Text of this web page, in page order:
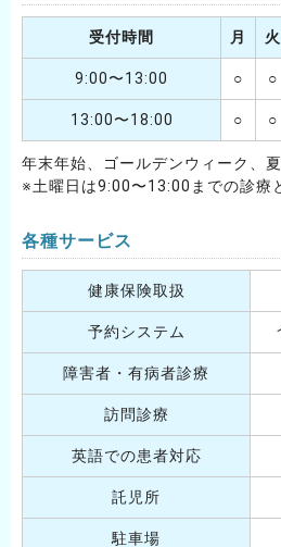
受付時間 月 火
9:00〜13:00 ○ ○
13:00〜18:00 ○ ○
年末年始、ゴールデンウィーク、
※土曜日は9:00〜13:00までの診療
各種サービス
健康保険取扱
予約システム
障害者・有病者診療
訪問診療
英語での患者対応
託児所
駐車場